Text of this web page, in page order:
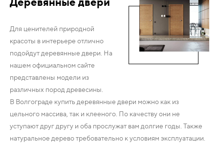
Для ценителей природной
красоты в интерьере отлично
подойдут деревянные двери. На
нашем официальном сайте
представлены модели из
различных пород древесины.
В Волгограде купить деревянные двери можно как из
цельного массива, так и клееного. По качеству они не
уступают друг другу и оба прослужат вам долгие годы. Также
натуральное дерево требовательно к условиям эксплуатации.